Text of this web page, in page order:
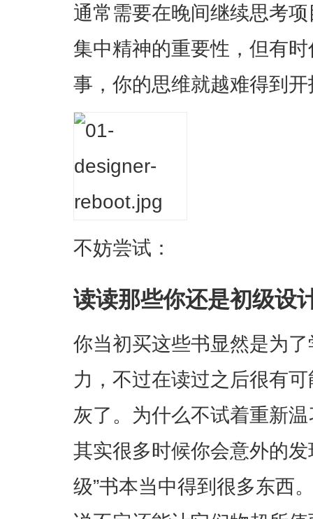
通常需要在晚间继续思考
集中精神的重要性，但有
事，你的思维就越难得到开
不妨尝试：
读读那些你还是初级设
你当初买这些书显然是为
力，不过在读过之后很有
灰了。为什么不试着重新
其实很多时候你会意外的
级”书本当中得到很多东西